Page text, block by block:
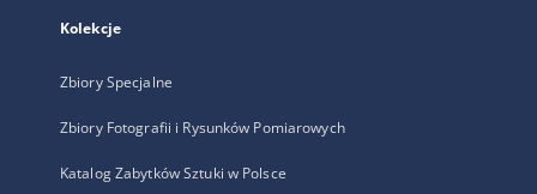
Kolekcje
Zbiory Specjalne
Zbiory Fotografii i Rysunków Pomiarowych
Katalog Zabytków Sztuki w Polsce